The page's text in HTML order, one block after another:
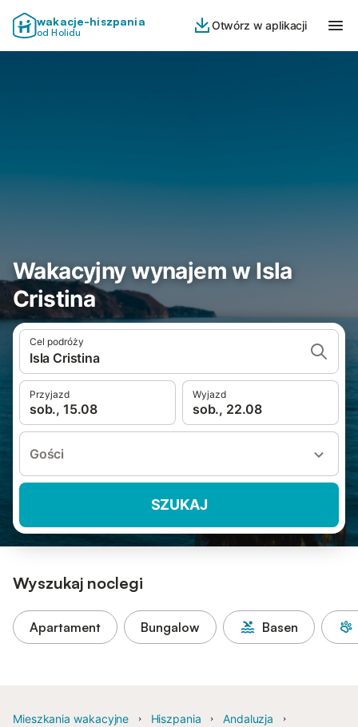
wakacje-hiszpania
od Holidu
Otwórz w aplikacji
Wakacyjny wynajem w Isla
Cristina
Cel podróży
Isla Cristina
Przyjazd
sob., 15.08
Wyjazd
sob., 22.08
Gości
SZUKAJ
Wyszukaj noclegi
Apartament Bungalow Basen
Mieszkania wakacyjne Hiszpania
Andaluzja